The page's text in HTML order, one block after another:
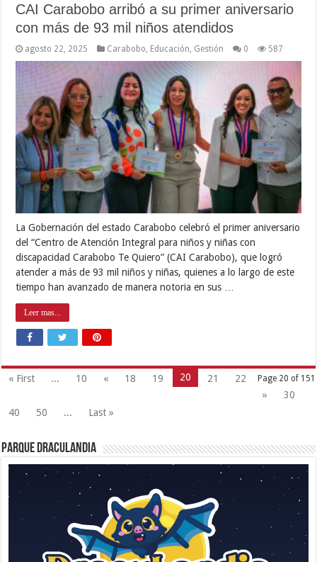
CAI Carabobo arribó a su primer aniversario
con más de 93 mil niños atendidos
agosto 22, 2025 Carabobo, Educación, Gestión 0 587
La Gobernación del estado Carabobo celebró el primer aniversario
del “Centro de Atención Integral para niños y niñas con
discapacidad Carabobo Te Quiero” (CAI Carabobo), que logró
atender a más de 93 mil niños y niñas, quienes a lo largo de este
tiempo han avanzado de manera notoria en sus …
Leer mas...
Page 20 of 151
« First ... 10 « 18 19 20 21
22
»
30
40
50 ... Last »
Parque Draculandia